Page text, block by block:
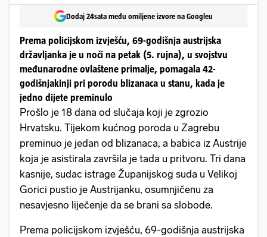
Dodaj 24sata među omiljene izvore na Googleu
Prema policijskom izvješću, 69-godišnja austrijska
državljanka je u noći na petak (5. rujna), u svojstvu
međunarodne ovlaštene primalje, pomagala 42-
godišnjakinji pri porodu blizanaca u stanu, kada je
jedno dijete preminulo
Prošlo je 18 dana od slučaja koji je zgrozio
Hrvatsku. Tijekom kućnog poroda u Zagrebu
preminuo je jedan od blizanaca, a babica iz Austrije
koja je asistirala završila je tada u pritvoru. Tri dana
kasnije, sudac istrage Županijskog suda u Velikoj
Gorici pustio je Austrijanku, osumnjičenu za
nesavjesno liječenje da se brani sa slobode.
Prema policijskom izvješću, 69-godišnja austrijska